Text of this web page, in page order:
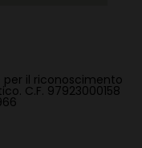
per il riconoscimento
C.F. 97923000158